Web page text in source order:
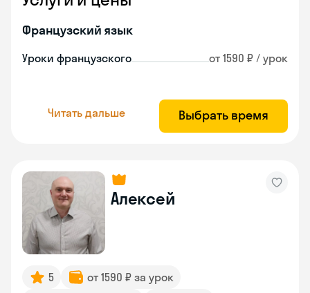
Французский язык
Уроки французского от 1590 ₽ / урок
Читать дальше Выбрать время
Алексей
5
от 1590 ₽ за урок